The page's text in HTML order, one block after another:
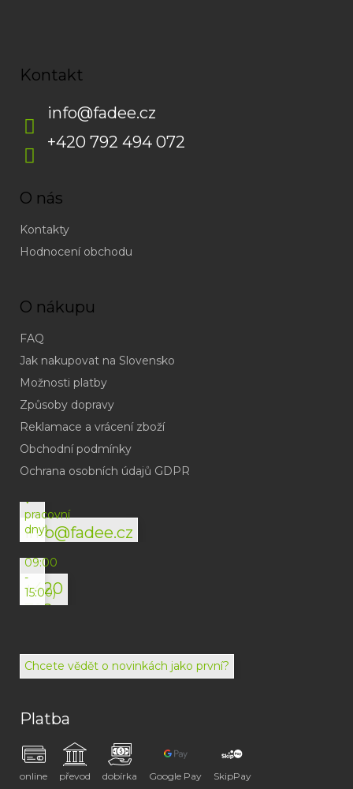
Kontakt
info@fadee.cz
+420 792 494 072
O nás
Kontakty
Hodnocení obchodu
O nákupu
FAQ
Jak nakupovat na Slovensko
Možnosti platby
Způsoby dopravy
Reklamace a vrácení zboží
Obchodní podmínky
Ochrana osobních údajů GDPR
info@fadee.cz
(odpověď
do
v
pracovní
dny)
+420
792
072
(Po-
09:00
-
15:00)
Chcete vědět o novinkách jako první?
Platba
online převod dobírka Google Pay SkipPay